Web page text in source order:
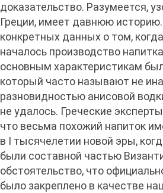
доказательство. Разумеется,
Греции, имеет давнюю историю.
конкретных данных о том,
началось производство
основным характеристикам
который часто называют не
разновидностью анисовой
не удалось. Греческие
что весьма похожий напиток
в I тысячелетии новой эры,
были составной частью
обстоятельство, что
было закреплено в качестве